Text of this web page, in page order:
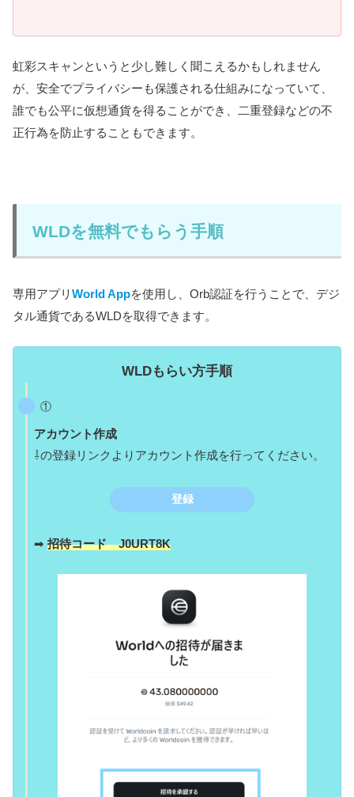
虹彩スキャンというと少し難しく聞こえるかもしれません
が、安全でプライバシーも保護される仕組みになっていて、
誰でも公平に仮想通貨を得ることができ、二重登録などの不
正行為を防止することもできます。
WLDを無料でもらう手順
専用アプリ World Appを使用し、Orb認証を行うことで、デジ
タル通貨であるWLDを取得できます。
WLDもらい方手順
①
アカウント作成
⇩の登録リンクよりアカウント作成を行ってください。
登録
➡ 招待コード J0URT8K